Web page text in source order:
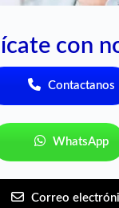
con
Contactanos
WhatsApp
Correo